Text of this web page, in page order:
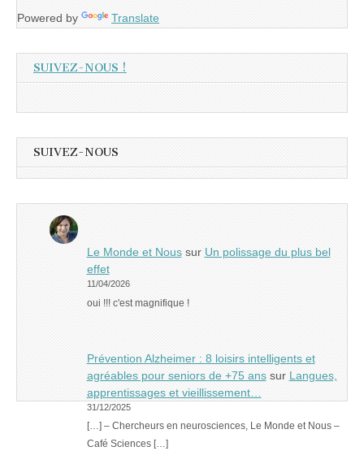
Powered by Translate
SUIVEZ-NOUS !
SUIVEZ-NOUS
Le Monde et Noussur Un polissage du plus bel
effet
11/04/2026
oui !!! c'est magnifique !
Prévention Alzheimer : 8 loisirs intelligents et
agréables pour seniors de +75 anssur Langues,
apprentissages et vieillissement…
31/12/2025
[…] – Chercheurs en neurosciences, Le Monde et Nous –
Café Sciences […]